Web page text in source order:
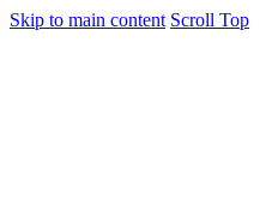
Skip to main content Scroll Top